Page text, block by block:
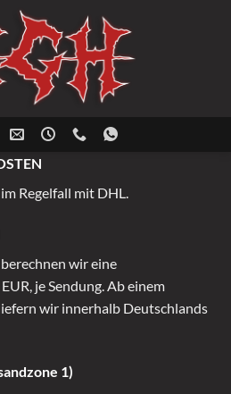
Regelfall mit DHL.
wir eine
je Sendung. Ab einem
wir innerhalb Deutschlands
1)